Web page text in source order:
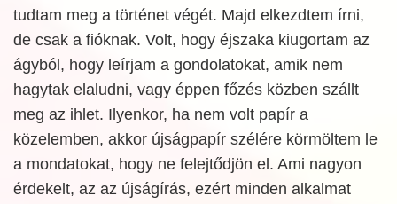
tudtam meg a történet végét. Majd elkezdtem írni,
de csak a fióknak. Volt, hogy éjszaka kiugortam az
ágyból, hogy leírjam a gondolatokat, amik nem
hagytak elaludni, vagy éppen főzés közben szállt
meg az ihlet. Ilyenkor, ha nem volt papír a
közelemben, akkor újságpapír szélére körmöltem le
a mondatokat, hogy ne felejtődjön el. Ami nagyon
érdekelt, az az újságírás, ezért minden alkalmat